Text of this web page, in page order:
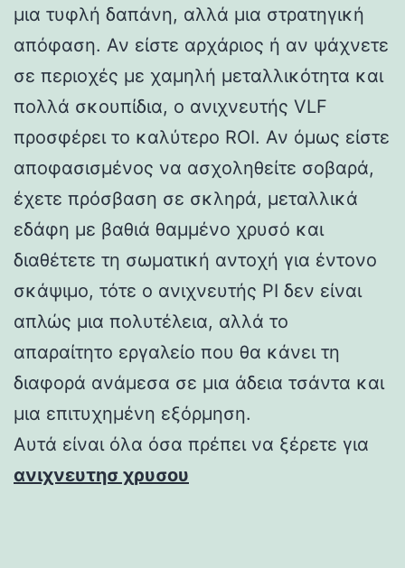
μια τυφλή δαπάνη, αλλά μια στρατηγική
απόφαση. Αν είστε αρχάριος ή αν ψάχνετε
σε περιοχές με χαμηλή μεταλλικότητα και
πολλά σκουπίδια, ο ανιχνευτής VLF
προσφέρει το καλύτερο ROI. Αν όμως είστε
αποφασισμένος να ασχοληθείτε σοβαρά,
έχετε πρόσβαση σε σκληρά, μεταλλικά
εδάφη με βαθιά θαμμένο χρυσό και
διαθέτετε τη σωματική αντοχή για έντονο
σκάψιμο, τότε ο ανιχνευτής PI δεν είναι
απλώς μια πολυτέλεια, αλλά το
απαραίτητο εργαλείο που θα κάνει τη
διαφορά ανάμεσα σε μια άδεια τσάντα και
μια επιτυχημένη εξόρμηση.
Αυτά είναι όλα όσα πρέπει να ξέρετε για
ανιχνευτησ χρυσου